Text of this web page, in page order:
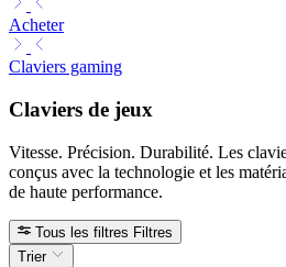
Acheter
Claviers gaming
Claviers de jeux
Vitesse. Précision. Durabilité. Les
conçus avec la technologie et les
de haute performance.
Tous les filtres Filtres
Trier